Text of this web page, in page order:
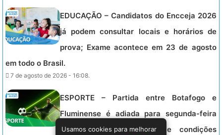
EDUCAÇÃO – Candidatos do Encceja 2026
já podem consultar locais e horários de
prova; Exame acontece em 23 de agosto
em todo o Brasil.
7 de agosto de 2026 - 16:08.
ESPORTE – Partida entre Botafogo e
Fluminense é adiada para segunda-feira
devido a fortes ventos e condições
Usamos cookies para melhorar